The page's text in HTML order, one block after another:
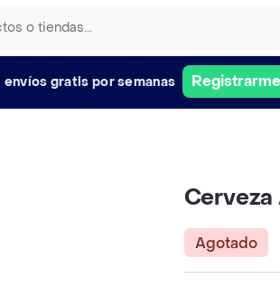
envíos gratis por semanas Registrarme
Cerveza
Agotado